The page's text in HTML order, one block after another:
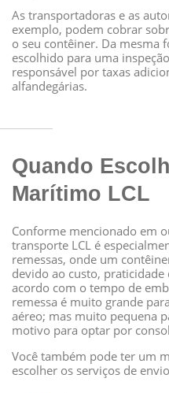
As transportadoras e as
exemplo, podem cobrar
o seu contêiner. Da mesma
escolhido para uma
responsável por taxas
alfandegárias.
Quando
Marítimo LCL
Conforme mencionado em
transporte LCL é
remessas, onde um
devido ao custo,
acordo com o tempo de
remessa é muito grande
aéreo; mas muito pequena
motivo para optar por
Você também pode ter um
escolher os serviços de